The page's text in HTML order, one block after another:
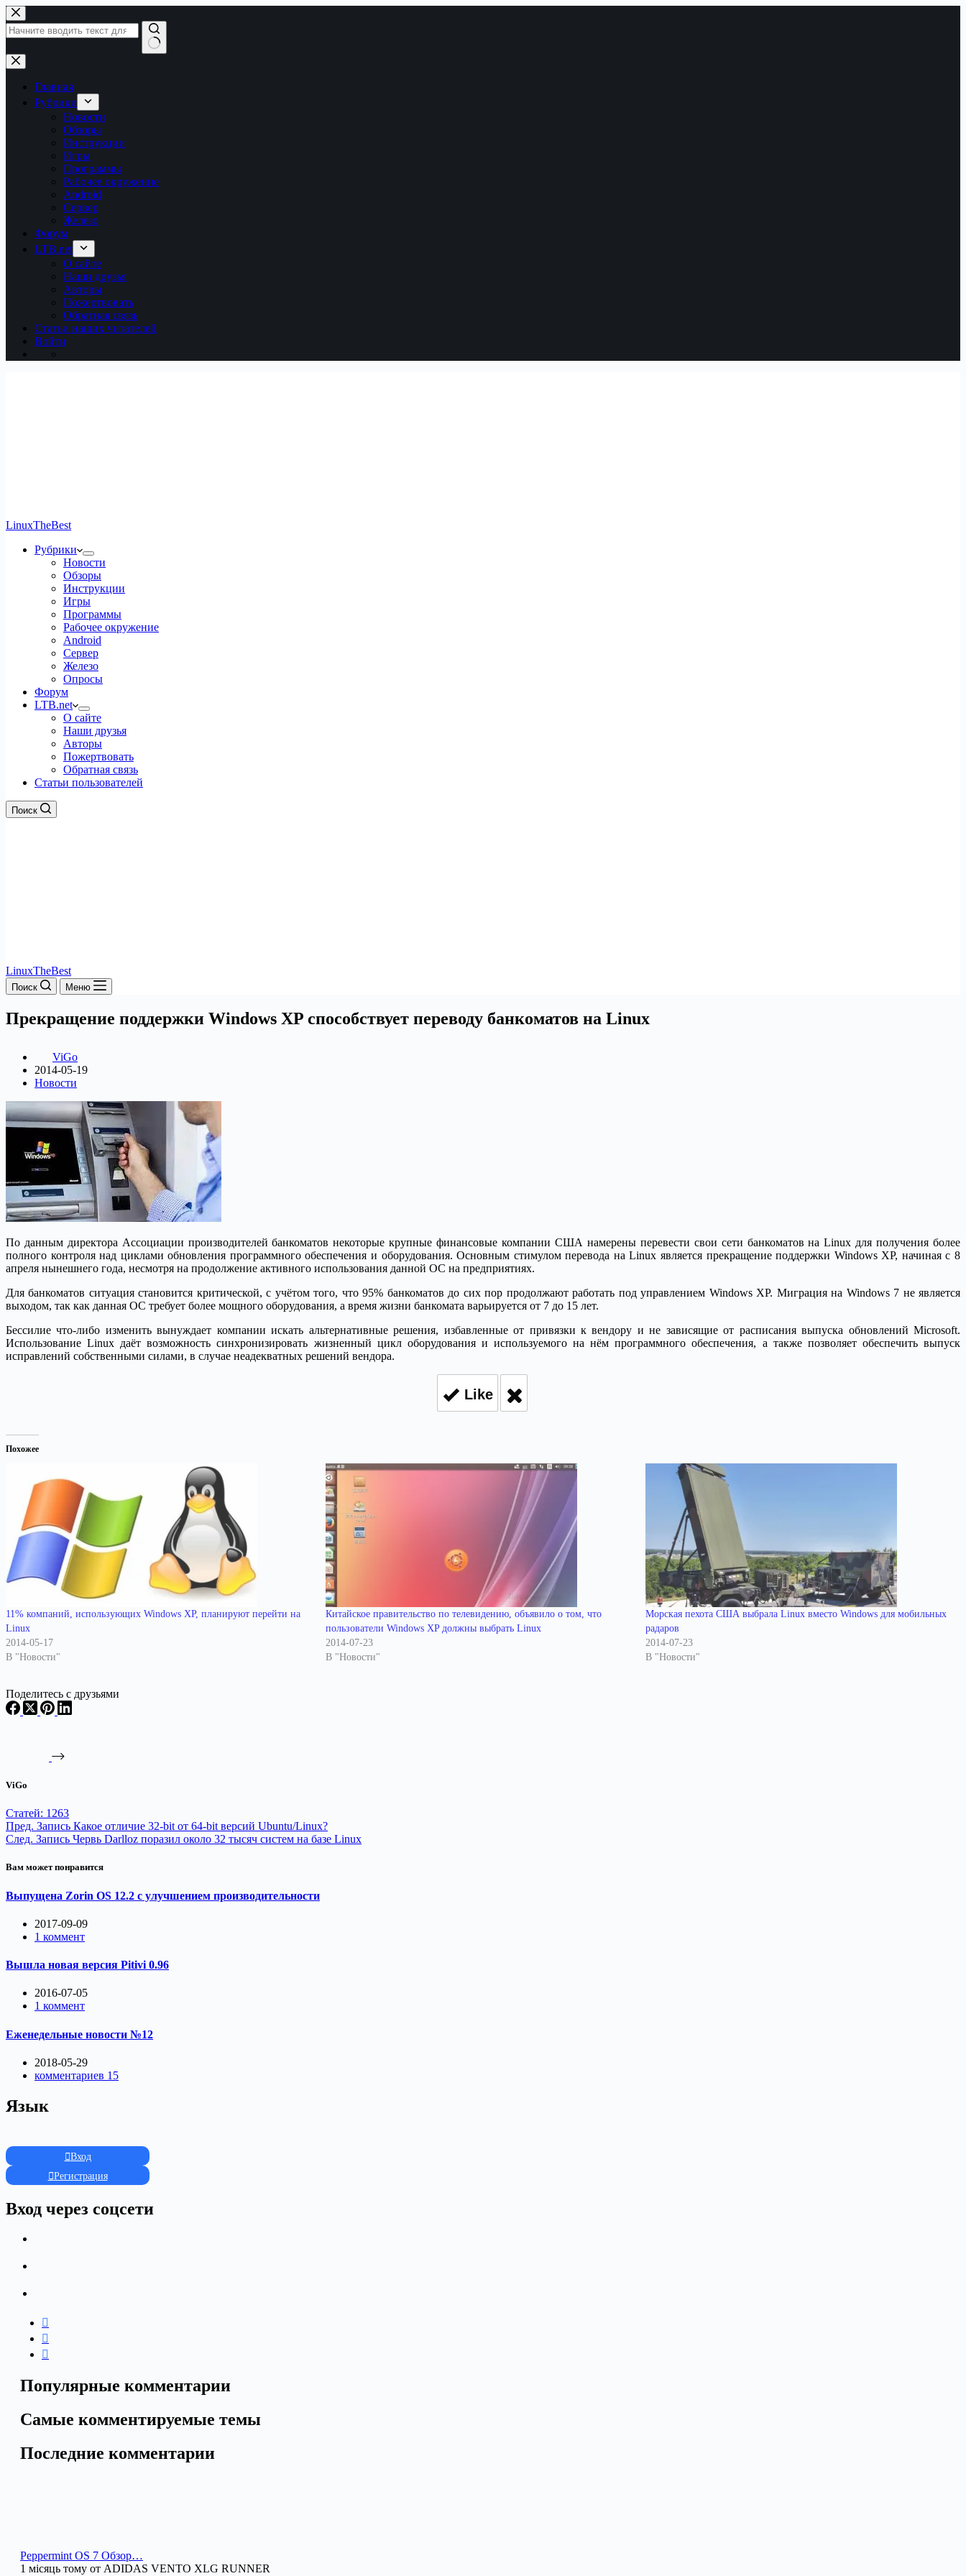
Перейти
к
сути
Ничего
не
найденоГлавная
Рубрики
Новости
Обзоры
Инструкции
Игры
Программы
Рабочее окружение
Android
Сервер
Железо
Форум
LTB.net
О сайте
Наши друзья
Авторы
Пожертвовать
Обратная связь
Статьи наших читателей
Войти
LinuxTheBest
Рубрики
Новости
Обзоры
Инструкции
Игры
Программы
Рабочее окружение
Android
Сервер
Железо
Опросы
Форум
LTB.net
О сайте
Наши друзья
Авторы
Пожертвовать
Обратная связь
Статьи пользователей
Поиск
LinuxTheBest
Поиск Меню
Прекращение поддержки Windows XP способствует переводу банкоматов на Linux
ViGo
2014-05-19
Новости
По данным директора Ассоциации производителей банкоматов некоторые крупные финансовые компании США намерены перевести свои сети банкоматов на Linux для получения более
полного контроля над циклами обновления программного обеспечения и оборудования.Основным стимулом перевода на Linux является прекращение поддержки Windows XP, начиная с 8
апреля нынешнего года, несмотря на продолжение активного использования данной ОС на предприятиях.
Для банкоматов ситуация становится критической, с учётом того, что 95% банкоматов до сих пор продолжают работать под управлением Windows XP. Миграция на Windows 7 не является
выходом, так как данная ОС требует более мощного оборудования, а время жизни банкомата варьируется от 7 до 15 лет.
Бессилие что-либо изменить вынуждает компании искать альтернативные решения, избавленные от привязки к вендору и не зависящие от расписания выпуска обновлений Microsoft.
Использование Linux даёт возможность синхронизировать жизненный цикл оборудования и используемого на нём программного обеспечения, а также позволяет обеспечить выпуск
исправлений собственными силами, в случае неадекватных решений вендора.
Like
Похожее
11% компаний, использующих Windows XP, планируют перейти на
Linux
2014-05-17
В "Новости"
Китайское правительство по телевидению, объявило о том, что
пользователи Windows XP должны выбрать Linux
2014-07-23
В "Новости"
Морская пехота США выбрала Linux вместо Windows для мобильных
радаров
2014-07-23
В "Новости"
Поделитесь с друзьями
ViGo
Статей: 1263
Пред. Запись Какое отличие 32-bit от 64-bit версий Ubuntu/Linux?
След. Запись Червь Darlloz поразил около 32 тысяч систем на базе Linux
Вам может понравится
Выпущена Zorin OS 12.2 с улучшением производительности
2017-09-09
1 коммент
Вышла новая версия Pitivi 0.96
2016-07-05
1 коммент
Еженедельные новости №12
2018-05-29
комментариев 15
Язык
Вход
Регистрация
Вход через соцсети
Популярные комментарии
Самые комментируемые темы
Последние комментарии
Peppermint OS 7 Обзор…
1 місяць тому от ADIDAS VENTO XLG RUNNER